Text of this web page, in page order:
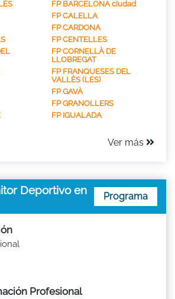
FP BARCELONA ciudad
FP CALELLA
FP CARDONA
FP CENTELLES
FP CORNELLÀ DE
LLOBREGAT
FP FRANQUESES DEL
VALLÈS (LES)
FP GAVÀ
FP GRANOLLERS
FP IGUALADA
Ver más
Deportivo en
Programa
Profesional